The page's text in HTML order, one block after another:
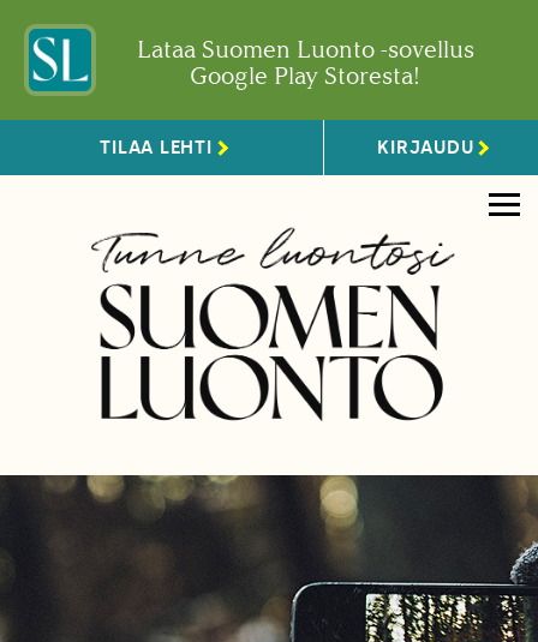
Lataa Suomen Luonto -sovellus
Google Play Storesta!
TILAA LEHTI KIRJAUDU